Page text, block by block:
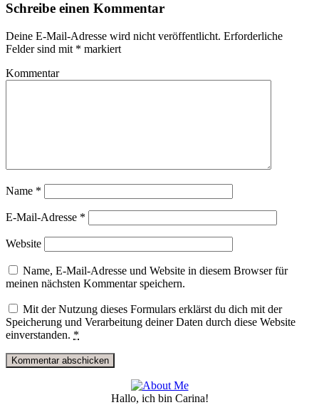
Schreibe einen Kommentar
Deine E-Mail-Adresse wird nicht veröffentlicht. Erforderliche
Felder sind mit * markiert
Kommentar
Name *
E-Mail-Adresse *
Website
Name, E-Mail-Adresse und Website in diesem Browser für
meinen nächsten Kommentar speichern.
Mit der Nutzung dieses Formulars erklärst du dich mit der
Speicherung und Verarbeitung deiner Daten durch diese Website
einverstanden. *
Hallo, ich bin Carina!